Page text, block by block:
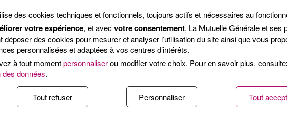
cependant, dans un contexte de pandémie de grippe A H1N1,
cette vaccination plus tôt. Le vaccin contre la grippe saisonnière
afin de ne pas interférer avec la vaccination contre la
mois d’octobre.
le fait que le vaccin contre la grippe saisonnière n’a aucune
porcine (grippe A H1N1) et qu’il s’agit de « deux types de virus
des cookies techniques et fonctionnels, toujours actifs et nécessaires au
votre expérience, et avec votre consentement, La Mutuelle Générale et ses
déposer des cookies pour mesurer et analyser l’utilisation du site ainsi que vous
personnalisées et adaptées à vos centres d’intérêts.
à tout momentpersonnaliserou modifier votre choix. Pour en savoir plus,
données.
Tout
Personnaliser
Tout refuser